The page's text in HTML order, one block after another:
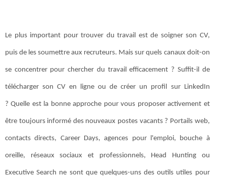
Le plus important pour trouver du travail est de soigner son CV,
puis de les soumettre aux recruteurs. Mais sur quels canaux doit-on
se concentrer pour chercher du travail efficacement ? Suffit-il de
télécharger son CV en ligne ou de créer un profil sur LinkedIn
? Quelle est la bonne approche pour vous proposer activement et
être toujours informé des nouveaux postes vacants ? Portails web,
contacts directs, Career Days, agences pour l'emploi, bouche à
oreille, réseaux sociaux et professionnels, Head Hunting ou
Executive Search ne sont que quelques-uns des outils utiles pour